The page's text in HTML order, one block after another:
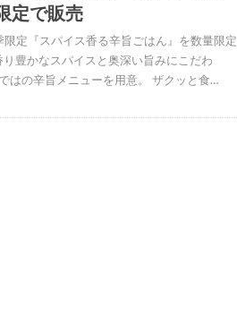
定で販売
定『スパイス香る辛旨ごはん』を数量限定
豊かなスパイスと奥深い旨みにこだわ
はの辛旨メニューを用意。 ザクッと食…